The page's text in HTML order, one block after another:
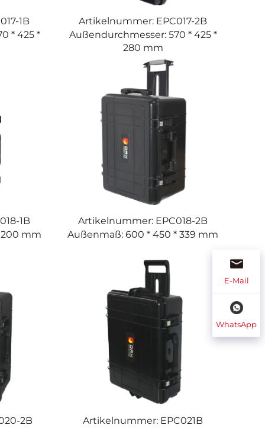
1B
* 425 *
Artikelnummer: EPC017-2B
Außendurchmesser: 570 * 425 *
280 mm
1B
200 mm
Artikelnummer: EPC018-2B
Außenmaß: 600 * 450 * 339 mm
2B Artikelnummer: EPC021B
E-Mail
WhatsApp